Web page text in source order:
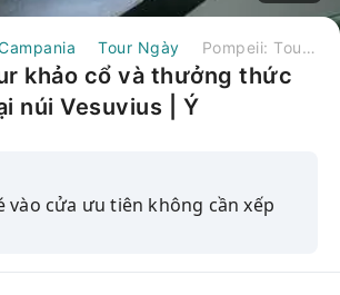
Tour Ngày Pompeii: Tour khảo cổ và thưởng thức rượu vang tại núi Vesuvius | Ý
khảo cổ và thưởng thức
núi Vesuvius | Ý
vào cửa ưu tiên không cần xếp
Pompeii có hướng dẫn viên là một